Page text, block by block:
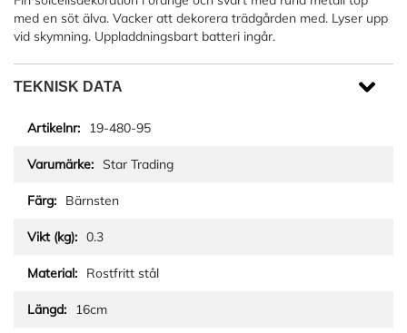
med en söt älva. Vacker att dekorera trädgården med. Lyser upp
vid skymning. Uppladdningsbart batteri ingår.
TEKNISK DATA
19-480-95
Star Trading
Bärnsten
0.3
Rostfritt stål
16cm